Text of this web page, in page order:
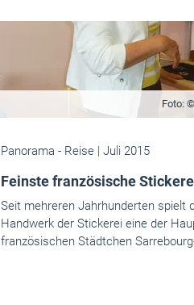
Foto:
Panorama - Reise | Juli 2015
Feinste französische
Seit mehreren Jahrhunderten spielt
Handwerk der Stickerei eine der
französischen Städtchen